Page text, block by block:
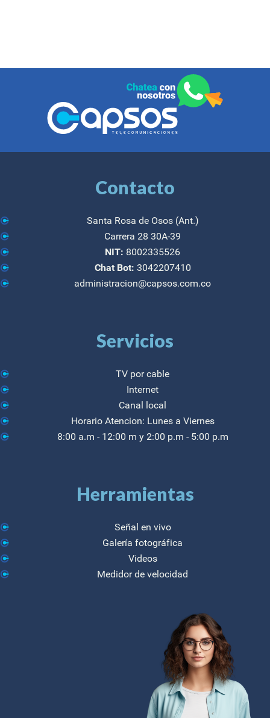
Contacto
Santa Rosa de Osos (Ant.)
Carrera 28 30A-39
NIT: 8002335526
Chat Bot: 3042207410
administracion@capsos.com.co
Servicios
TV por cable
Internet
Canal local
Horario Atencion: Lunes a Viernes
8:00 a.m - 12:00 m y 2:00 p.m - 5:00 p.m
Herramientas
Señal en vivo
Galería fotográfica
Videos
Medidor de velocidad